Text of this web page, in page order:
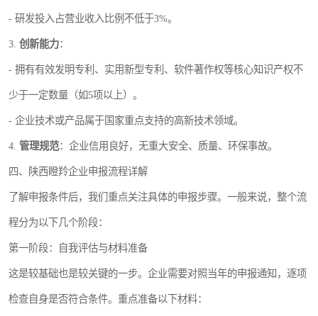
- 研发投入占营业收入比例不低于3%。
3. 创新能力：
- 拥有有效发明专利、实用新型专利、软件著作权等核心知识产权不
少于一定数量（如5项以上）。
- 企业技术或产品属于国家重点支持的高新技术领域。
4. 管理规范：企业信用良好，无重大安全、质量、环保事故。
四、陕西瞪羚企业申报流程详解
了解申报条件后，我们重点关注具体的申报步骤。一般来说，整个流
程分为以下几个阶段：
第一阶段：自我评估与材料准备
这是较基础也是较关键的一步。企业需要对照当年的申报通知，逐项
检查自身是否符合条件。重点准备以下材料：